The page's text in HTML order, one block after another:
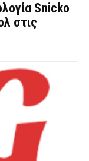
Snicko
στις